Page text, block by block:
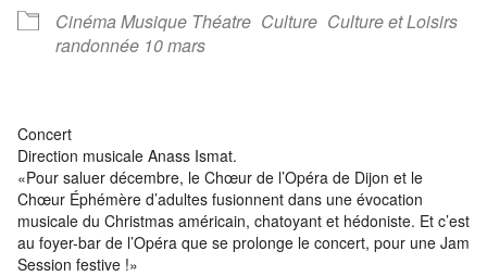
Cinéma Musique Théatre Culture Culture et Loisirs
randonnée 10 mars
Concert
Direction musicale Anass Ismat.
«Pour saluer décembre, le Chœur de l’Opéra de Dijon et le
Chœur Éphémère d’adultes fusionnent dans une évocation
musicale du Christmas américain, chatoyant et hédoniste. Et c’est
au foyer-bar de l’Opéra que se prolonge le concert, pour une Jam
Session festive !»